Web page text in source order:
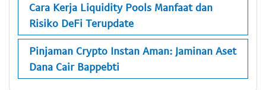
Cara Kerja Liquidity Pools Manfaat dan
Risiko DeFi Terupdate
Pinjaman Crypto Instan Aman: Jaminan Aset
Dana Cair Bappebti